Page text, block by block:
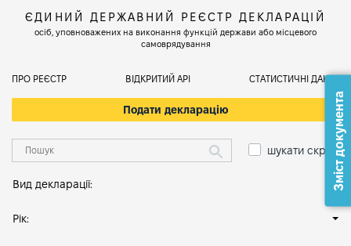
ЄДИНИЙ ДЕРЖАВНИЙ РЕЄСТР ДЕКЛАРАЦІЙ
осіб, уповноважених на виконання функцій держави або місцевого
самоврядування
ПРО РЕЄСТР ВІДКРИТИЙ АРІ СТАТИСТИЧНІ ДАНІ
Подати декларацію
шукати скрізь
Вид декларації:
Рік:
Зміст документа